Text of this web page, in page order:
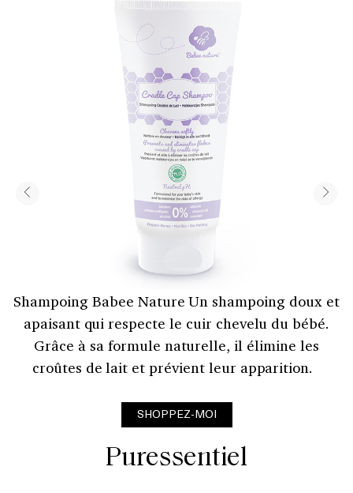
Shampoing Babee Nature Un shampoing doux et
apaisant qui respecte le cuir chevelu du bébé.
Grâce à sa formule naturelle, il élimine les
croûtes de lait et prévient leur apparition.
SHOPPEZ-MOI
Puressentiel